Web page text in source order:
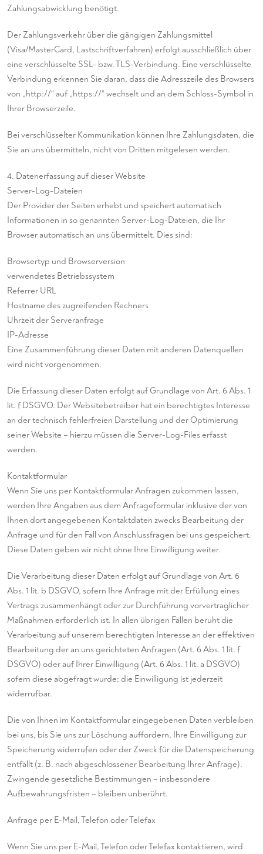
Zahlungsabwicklung benötigt.
Der Zahlungsverkehr über die gängigen Zahlungsmittel
(Visa/MasterCard, Lastschriftverfahren) erfolgt ausschließlich über
eine verschlüsselte SSL- bzw. TLS-Verbindung. Eine verschlüsselte
Verbindung erkennen Sie daran, dass die Adresszeile des Browsers
von „http://“ auf „https://“ wechselt und an dem Schloss-Symbol in
Ihrer Browserzeile.
Bei verschlüsselter Kommunikation können Ihre Zahlungsdaten, die
Sie an uns übermitteln, nicht von Dritten mitgelesen werden.
4. Datenerfassung auf dieser Website
Server-Log-Dateien
Der Provider der Seiten erhebt und speichert automatisch
Informationen in so genannten Server-Log-Dateien, die Ihr
Browser automatisch an uns übermittelt. Dies sind:
Browsertyp und Browserversion
verwendetes Betriebssystem
Referrer URL
Hostname des zugreifenden Rechners
Uhrzeit der Serveranfrage
IP-Adresse
Eine Zusammenführung dieser Daten mit anderen Datenquellen
wird nicht vorgenommen.
Die Erfassung dieser Daten erfolgt auf Grundlage von Art. 6 Abs. 1
lit. f DSGVO. Der Websitebetreiber hat ein berechtigtes Interesse
an der technisch fehlerfreien Darstellung und der Optimierung
seiner Website – hierzu müssen die Server-Log-Files erfasst
werden.
Kontaktformular
Wenn Sie uns per Kontaktformular Anfragen zukommen lassen,
werden Ihre Angaben aus dem Anfrageformular inklusive der von
Ihnen dort angegebenen Kontaktdaten zwecks Bearbeitung der
Anfrage und für den Fall von Anschlussfragen bei uns gespeichert.
Diese Daten geben wir nicht ohne Ihre Einwilligung weiter.
Die Verarbeitung dieser Daten erfolgt auf Grundlage von Art. 6
Abs. 1 lit. b DSGVO, sofern Ihre Anfrage mit der Erfüllung eines
Vertrags zusammenhängt oder zur Durchführung vorvertraglicher
Maßnahmen erforderlich ist. In allen übrigen Fällen beruht die
Verarbeitung auf unserem berechtigten Interesse an der effektiven
Bearbeitung der an uns gerichteten Anfragen (Art. 6 Abs. 1 lit. f
DSGVO) oder auf Ihrer Einwilligung (Art. 6 Abs. 1 lit. a DSGVO)
sofern diese abgefragt wurde; die Einwilligung ist jederzeit
widerrufbar.
Die von Ihnen im Kontaktformular eingegebenen Daten verbleiben
bei uns, bis Sie uns zur Löschung auffordern, Ihre Einwilligung zur
Speicherung widerrufen oder der Zweck für die Datenspeicherung
entfällt (z. B. nach abgeschlossener Bearbeitung Ihrer Anfrage).
Zwingende gesetzliche Bestimmungen – insbesondere
Aufbewahrungsfristen – bleiben unberührt.
Anfrage per E-Mail, Telefon oder Telefax
Wenn Sie uns per E-Mail, Telefon oder Telefax kontaktieren, wird